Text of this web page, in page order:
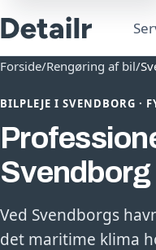
Forside/Rengøring af bil/
BILPLEJE I SVENDBORG ·
Svendborg
Ved Svendborgs
det maritime klima